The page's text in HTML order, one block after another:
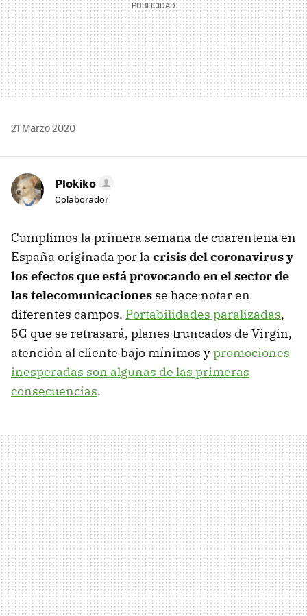
21 Marzo 2020
Plokiko
Colaborador
Cumplimos la primera semana de cuarentena en
España originada por la crisis del coronavirus y
los efectos que está provocando en el sector de
las telecomunicaciones se hace notar en
diferentes campos. Portabilidades paralizadas,
5G que se retrasará, planes truncados de Virgin,
atención al cliente bajo mínimos ypromociones
inesperadas son algunas de las primeras
consecuencias.